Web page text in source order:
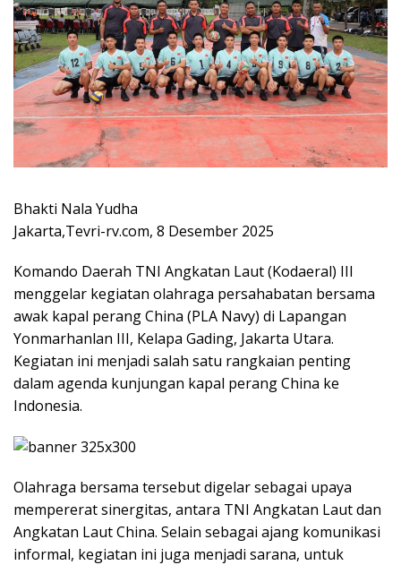
Bhakti Nala Yudha
Jakarta,Tevri-rv.com, 8 Desember 2025
Komando Daerah TNI Angkatan Laut (Kodaeral) III
menggelar kegiatan olahraga persahabatan bersama
awak kapal perang China (PLA Navy) di Lapangan
Yonmarhanlan III, Kelapa Gading, Jakarta Utara.
Kegiatan ini menjadi salah satu rangkaian penting
dalam agenda kunjungan kapal perang China ke
Indonesia.
Olahraga bersama tersebut digelar sebagai upaya
mempererat sinergitas, antara TNI Angkatan Laut dan
Angkatan Laut China. Selain sebagai ajang komunikasi
informal, kegiatan ini juga menjadi sarana, untuk